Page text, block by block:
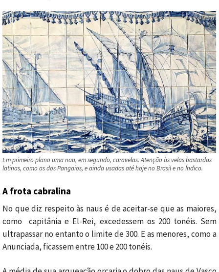
Em primeiro plano uma nau, em segundo, caravelas. Atenção às velas bastardas
latinas, como as dos Pangaios, e ainda usadas até hoje no Brasil e no Índico.
A frota cabralina
No que diz respeito às naus é de aceitar-se que as maiores,
como capitânia e El-Rei, excedessem os 200 tonéis. Sem
ultrapassar no entanto o limite de 300. E as menores, como a
Anunciada, ficassem entre 100 e 200 tonéis.